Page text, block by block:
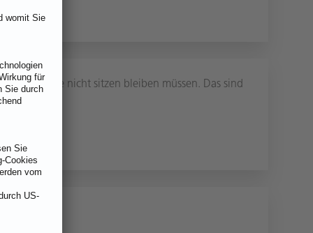
denen Sie nicht sitzen bleiben müssen. Das sind